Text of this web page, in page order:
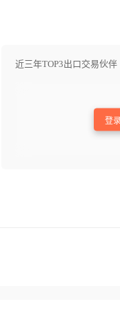
近三年TOP3出口交易伙伴
登